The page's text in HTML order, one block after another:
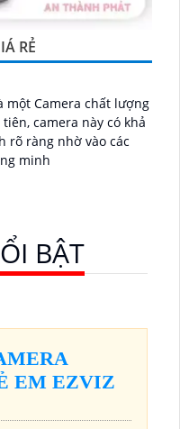
RẺ
một Camera chất lượng
rõ ràng nhờ vào các
minh
BẬT
EM EZVIZ